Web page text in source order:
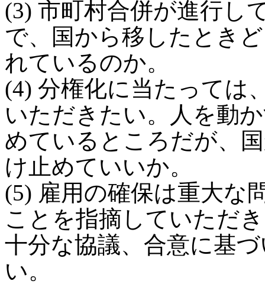
(3) 市町村合併が進行し
で、国から移したとき
れているのか。
(4) 分権化に当たっては
いただきたい。人を動
めているところだが、
け止めていいか。
(5) 雇用の確保は重大な
ことを指摘していただ
十分な協議、合意に基
い。